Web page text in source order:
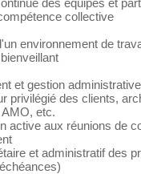
collective
environnement de
et gestion
privilégié des clients,
etc.
active aux réunions de
et administratif des